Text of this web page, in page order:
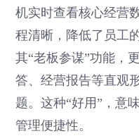
机实时查看核心经营
程清晰，降低了员工
其“老板参谋”功能，
答、经营报告等直观
题。这种“好用”，意
管理便捷性。